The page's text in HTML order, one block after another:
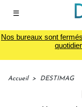
☰
Nos bureaux sont
Accueil > DESTIMAG